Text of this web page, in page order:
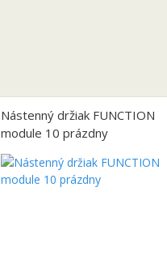
Nástenný držiak FUNCTION
module 10 prázdny